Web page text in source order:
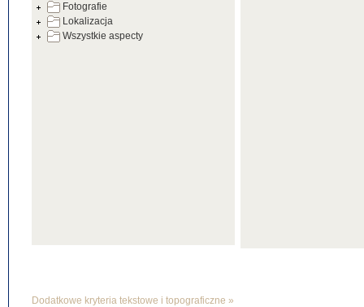
Fotografie
Lokalizacja
Wszystkie aspecty
Dodatkowe kryteria tekstowe i topograficzne »